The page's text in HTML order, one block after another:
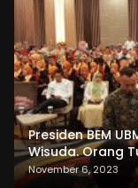
Presiden BEM
Wisuda. Orang
dan
November 6, 2023